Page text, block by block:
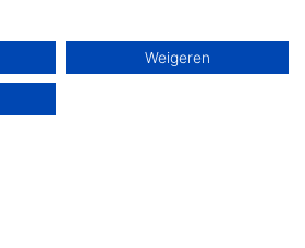
Weigeren